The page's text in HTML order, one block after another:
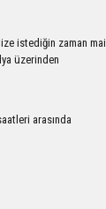
pahalı.
olmalı.
istediğin zaman mail
üzerinden
arasında